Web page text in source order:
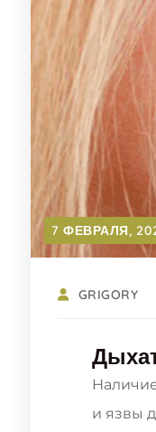
7 ФЕВРАЛЯ,
GRIGORY
и язвы